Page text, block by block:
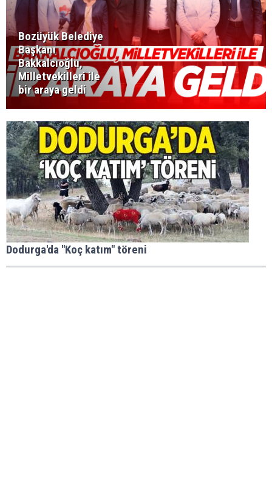
Bozüyük Belediye
Başkanı
Bakkalcıoğlu,
Milletvekilleri ile
bir araya geldi
Dodurga'da "Koç katım" töreni